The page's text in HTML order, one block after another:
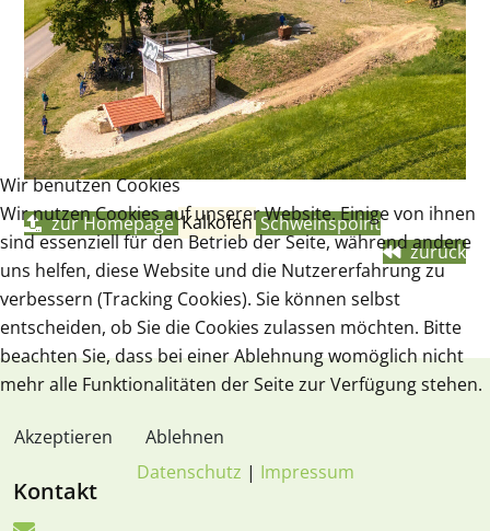
zur HomepageKalkofen Schweinspoint
zurück
Kontakt
Wir benutzen Cookies
Wir nutzen Cookies auf unserer Website. Einige von ihnen
sind essenziell für den Betrieb der Seite, während andere
uns helfen, diese Website und die Nutzererfahrung zu
verbessern (Tracking Cookies). Sie können selbst
entscheiden, ob Sie die Cookies zulassen möchten. Bitte
beachten Sie, dass bei einer Ablehnung womöglich nicht
mehr alle Funktionalitäten der Seite zur Verfügung stehen.
Akzeptieren
Ablehnen
Datenschutz | Impressum